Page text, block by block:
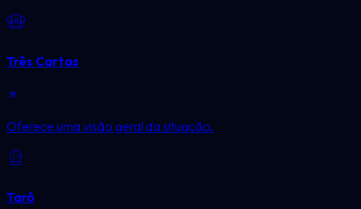
Três Cartas
Oferece uma visão geral da situação.
Tarô